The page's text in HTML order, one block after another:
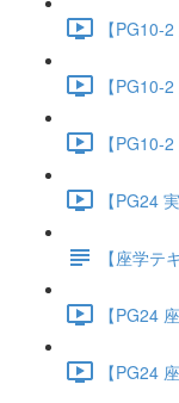
【PG10-
【PG10-
【PG10-
【PG24
【座学テ
【PG24
【PG24